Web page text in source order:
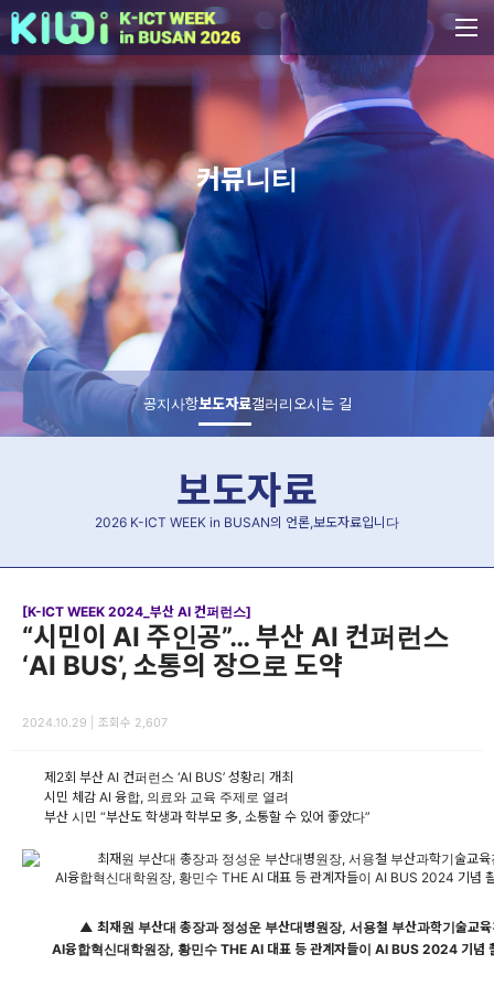
커뮤니티
공지사항보도자료갤러리오시는 길
보도자료
2026 K-ICT WEEK in BUSAN의 언론,보도자료입니다
[K-ICT WEEK 2024_부산 AI 컨퍼런스]
“시민이 AI 주인공”… 부산 AI 컨퍼런스
‘AI BUS’, 소통의 장으로 도약
2024.10.29 | 조회수 2,607
제2회 부산 AI 컨퍼런스 ‘AI BUS’ 성황리 개최
시민 체감 AI 융합, 의료와 교육 주제로 열려
부산 시민 “부산도 학생과 학부모 多, 소통할 수 있어 좋았다”
▲ 최재원 부산대 총장과 정성운 부산대병원장, 서용철 부산과학기술교
AI융합혁신대학원장, 황민수 THE AI 대표 등 관계자들이 AI BUS 2024 기념